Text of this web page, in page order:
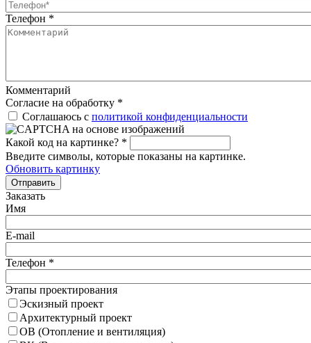
Телефон *
Комментарий
Согласие на обработку *
Соглашаюсь с политикой конфиденциальности
Какой код на картинке? *
Введите символы, которые показаны на картинке.
Обновить картинку
Отправить
Заказать
Имя
E-mail
Телефон *
Этапы проектирования
Эскизный проект
Архитектурный проект
ОВ (Отопление и вентиляция)